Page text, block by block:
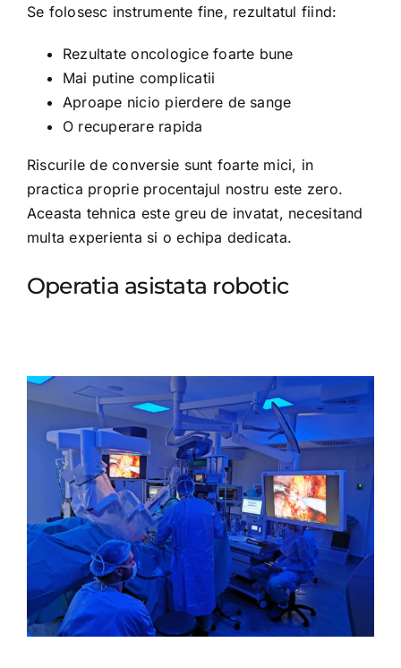
Se folosesc instrumente fine, rezultatul fiind:
Rezultate oncologice foarte bune
Mai putine complicatii
Aproape nicio pierdere de sange
O recuperare rapida
Riscurile de conversie sunt foarte mici, in
practica proprie procentajul nostru este zero.
Aceasta tehnica este greu de invatat, necesitand
multa experienta si o echipa dedicata.
Operatia asistata robotic